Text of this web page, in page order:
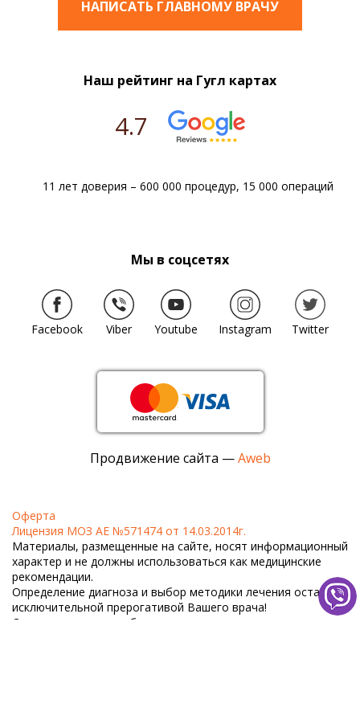
НАПИСАТЬ ГЛАВНОМУ ВРАЧУ
Оферта
Лицензия МОЗ АЕ №571474 от 14.03.2014г.
Материалы, размещенные на сайте, носят информационный
характер и не должны использоваться как медицинские
рекомендации.
Определение диагноза и выбор методики лечения остаются
исключительной прерогативой Вашего врача!
Самолечение может быть вредным для вашего здоровья.
Наш рейтинг на Гугл картах
4.7
11 лет доверия – 600 000 процедур, 15 000 операций
Мы в соцсетях
Facebook Viber Youtube Instagram Twitter
Продвижение сайта —Aweb